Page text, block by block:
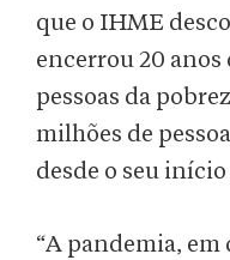
que o IHME
encerrou 20
pessoas da
milhões de
desde o seu
“A pandemia, em